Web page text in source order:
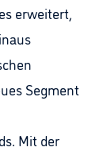
erweitert,
Segment
Mit der